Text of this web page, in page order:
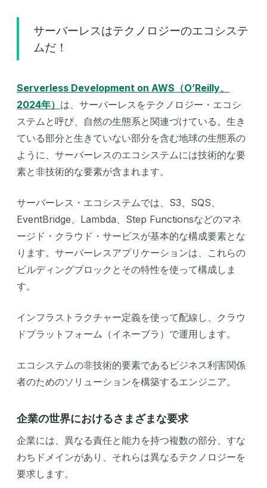
サーバーレスはテクノロジーのエコシステ
ムだ！
Serverless Development on AWS （O’Reilly、
2024年） は、サーバーレスをテクノロジー・エコシ
ステムと呼び、自然の生態系と関連づけている。生き
ている部分と生きていない部分を含む地球の生態系の
ように、サーバーレスのエコシステムには技術的な要
素と非技術的な要素が含まれます。
サーバーレス・エコシステムでは、S3、SQS、
EventBridge、Lambda、Step Functionsなどのマネ
ージド・クラウド・サービスが基本的な構成要素とな
ります。サーバーレスアプリケーションは、これらの
ビルディングブロックとその特性を使って構成しま
す。
インフラストラクチャー定義を使って配線し、クラウ
ドプラットフォーム（イネーブラ）で運用します。
エコシステムの非技術的要素であるビジネス利害関係
者のためのソリューションを構築するエンジニア。
企業の世界におけるさまざまな要求
企業には、異なる責任と能力を持つ複数の部分、すな
わちドメインがあり、それらは異なるテクノロジーを
要求します。